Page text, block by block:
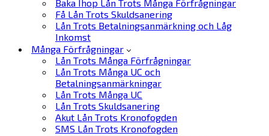
Baka Ihop Lån Trots Många Förfrågningar
Få Lån Trots Skuldsanering
Lån Trots Betalningsanmärkning och Låg
Inkomst
Många Förfrågningar
Lån Trots Många Förfrågningar
Lån Trots Många UC och
Betalningsanmärkningar
Lån Trots Många UC
Lån Trots Skuldsanering
Akut Lån Trots Kronofogden
SMS Lån Trots Kronofogden